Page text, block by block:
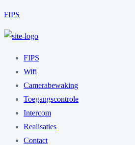
FIPS
FIPS
Wifi
Camerabewaking
Toegangscontrole
Intercom
Realisaties
Contact